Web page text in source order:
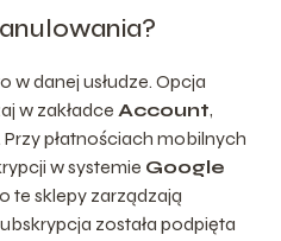
w danej usłudze. Opcja
w zakładce Account,
Przy płatnościach mobilnych
w systemie Google
te sklepy zarządzają
została podpięta